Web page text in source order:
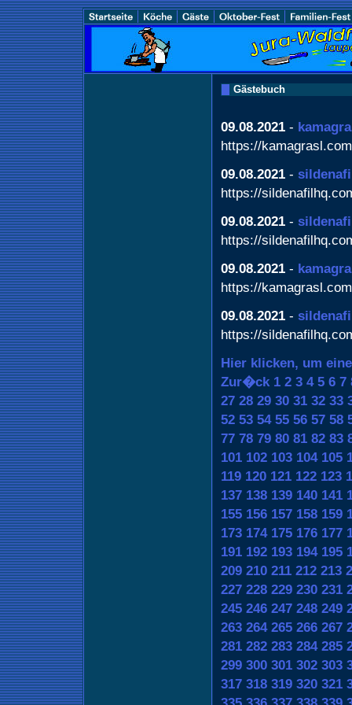
Gästebuch
09.08.2021 -
https://
09.08.2021 -
https://
09.08.2021 -
https://
09.08.2021 -
https://
09.08.2021 -
https://
Hier klicken, um
Zur�ck 1 2 3 4 5 6 7
27 28 29 30 31 32 33
52 53 54 55 56 57 58
77 78 79 80 81 82 83
101 102 103 104 105
119 120 121 122 123
137 138 139 140 141
155 156 157 158 159
173 174 175 176 177
191 192 193 194 195
209 210 211 212 213
227 228 229 230 231
245 246 247 248 249
263 264 265 266 267
281 282 283 284 285
299 300 301 302 303
317 318 319 320 321